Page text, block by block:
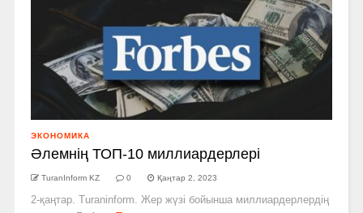
ЭКОНОМИКА
Әлемнің ТОП-10 миллиардерлері
TuranInform KZ 0 Қаңтар 2, 2023
2-қаңтар. Turaninform. Жер жүзі бойынша миллиардерлердің